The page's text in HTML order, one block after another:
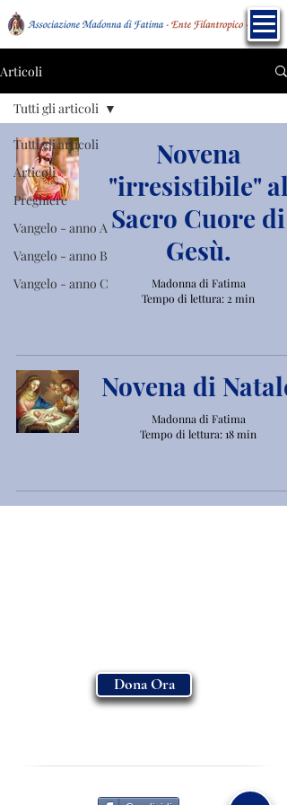
Articoli
Tutti gli articoli
Articoli
Preghiere
Vangelo - anno A
Vangelo - anno B
Vangelo - anno C
Tutti gli articoli
Novena
"irresistibile" al
Sacro Cuore di
Gesù.
Madonna di Fatima
Tempo di lettura: 2 min
Novena di Natale
Madonna di Fatima
Tempo di lettura: 18 min
Dona Ora